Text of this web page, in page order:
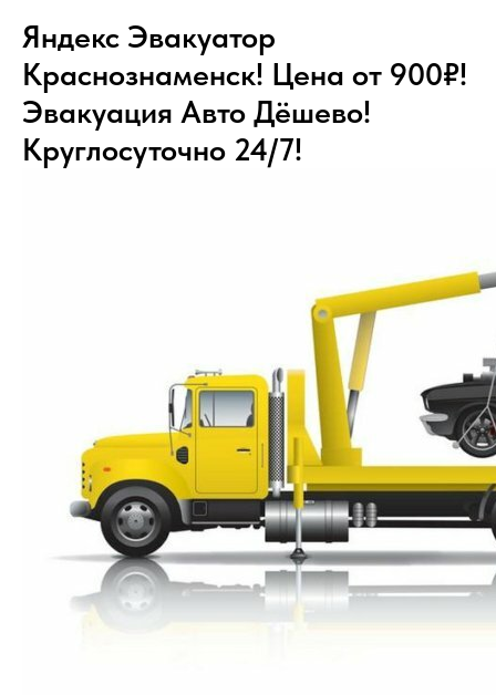
Яндекс Эвакуатор
Краснознаменск! Цена от 900₽!
Эвакуация Авто Дёшево!
Круглосуточно 24/7!